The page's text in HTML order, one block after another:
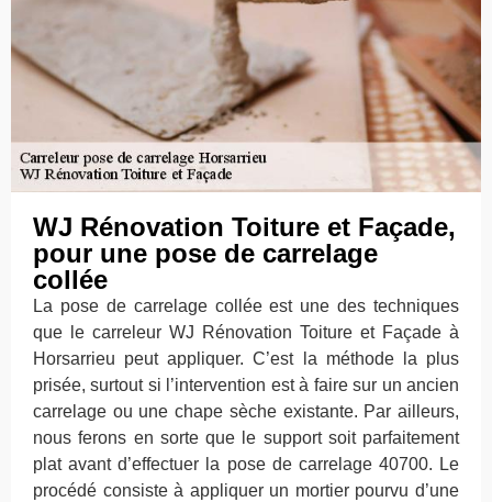
WJ Rénovation Toiture et Façade,
pour une pose de carrelage
collée
La pose de carrelage collée est une des techniques
que le carreleur WJ Rénovation Toiture et Façade à
Horsarrieu peut appliquer. C’est la méthode la plus
prisée, surtout si l’intervention est à faire sur un ancien
carrelage ou une chape sèche existante. Par ailleurs,
nous ferons en sorte que le support soit parfaitement
plat avant d’effectuer la pose de carrelage 40700. Le
procédé consiste à appliquer un mortier pourvu d’une